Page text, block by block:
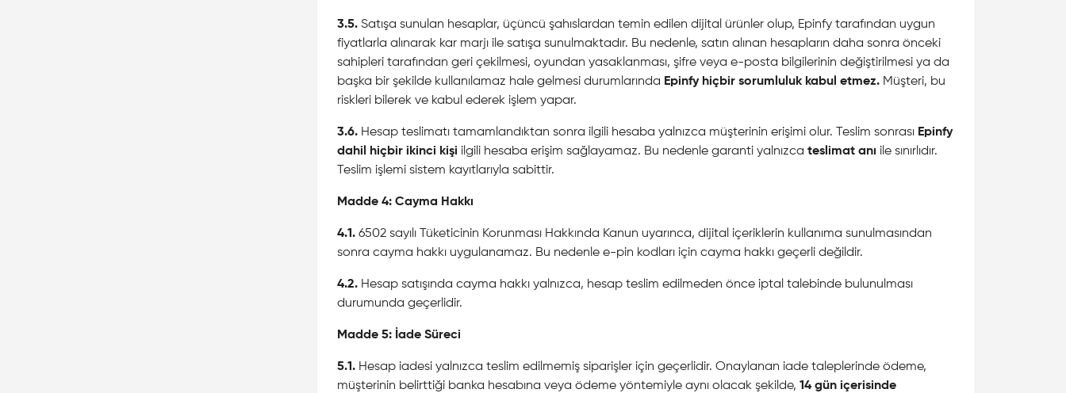
3.5. Satışa sunulan hesaplar, üçüncü şahıslardan temin edilen dijital ürünler olup, Epinfy tarafından uygun
fiyatlarla alınarak kar marjı ile satışa sunulmaktadır. Bu nedenle, satın alınan hesapların daha sonra önceki
sahipleri tarafından geri çekilmesi, oyundan yasaklanması, şifre veya e-posta bilgilerinin değiştirilmesi ya da
başka bir şekilde kullanılamaz hale gelmesi durumlarında Epinfy hiçbir sorumluluk kabul etmez. Müşteri, bu
riskleri bilerek ve kabul ederek işlem yapar.
3.6. Hesap teslimatı tamamlandıktan sonra ilgili hesaba yalnızca müşterinin erişimi olur. Teslim sonrası Epinfy
dahil hiçbir ikinci kişi ilgili hesaba erişim sağlayamaz. Bu nedenle garanti yalnızca teslimat anı ile sınırlıdır.
Teslim işlemi sistem kayıtlarıyla sabittir.
Madde 4: Cayma Hakkı
4.1. 6502 sayılı Tüketicinin Korunması Hakkında Kanun uyarınca, dijital içeriklerin kullanıma sunulmasından
sonra cayma hakkı uygulanamaz. Bu nedenle e-pin kodları için cayma hakkı geçerli değildir.
4.2. Hesap satışında cayma hakkı yalnızca, hesap teslim edilmeden önce iptal talebinde bulunulması
durumunda geçerlidir.
Madde 5: İade Süreci
5.1. Hesap iadesi yalnızca teslim edilmemiş siparişler için geçerlidir. Onaylanan iade taleplerinde ödeme,
müşterinin belirttiği banka hesabına veya ödeme yöntemiyle aynı olacak şekilde, 14 gün içerisinde